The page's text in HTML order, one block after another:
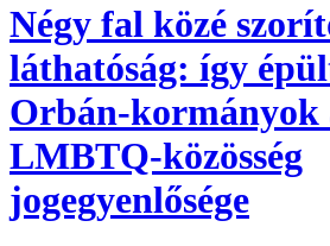
Négy fal közé
láthatóság: így
Orbán-kormányok
LMBTQ-közösség
jogegyenlősége